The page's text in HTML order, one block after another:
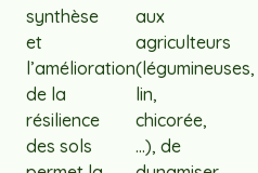
synthèse
et
l’amélioration
de la
résilience
des sols
aux
agriculteurs
(légumineuses,
lin,
chicorée,
…), de